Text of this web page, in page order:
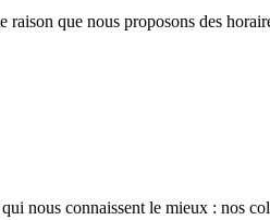
que nous proposons des
nous connaissent le mieux : nos